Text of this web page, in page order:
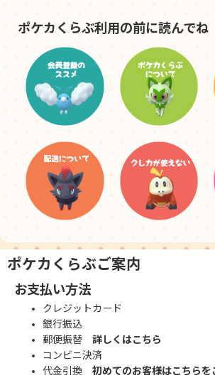
ポケカくらぶ利用の前に読んでね
ポケカくらぶご案内
お支払い方法
クレジットカード
銀行振込
郵便振替 詳しくはこちら
コンビニ決済
代金引換 初めてのお客様はこちらを